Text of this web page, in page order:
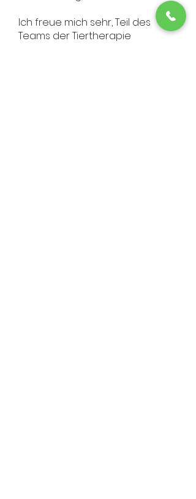
Ich freue mich sehr, Teil des
Teams der Tiertherapie